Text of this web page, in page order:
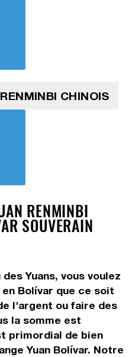
CHINOIS
RENMINBI
SOUVERAIN
des Yuans, vous voulez
Bolívar que ce soit
l'argent ou faire des
la somme est
primordial de bien
Yuan Bolívar. Notre